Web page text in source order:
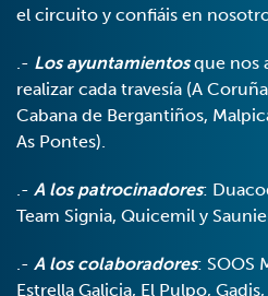
el circuito y confiáis en
.- Los ayuntamientosque nos
realizar cada travesía (A
Cabana de Bergantiños,
As Pontes).
.- A los patrocinadores:
Team Signia, Quicemil y
.- A los colaboradores: SOOS
Estrella Galicia, El Pulpo,